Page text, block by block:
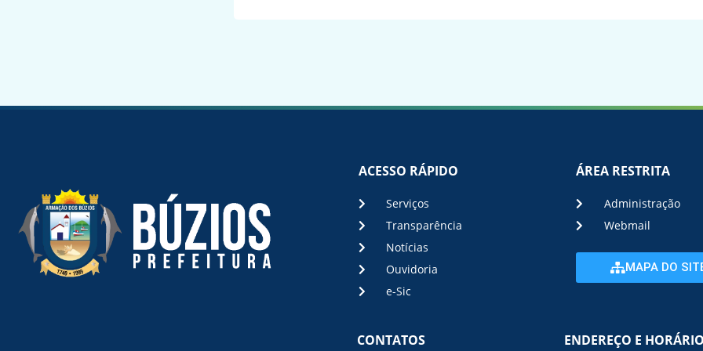
ACESSO RÁPIDO
Serviços
Transparência
Notícias
Ouvidoria
e-Sic
ÁREA RESTRITA
Administração
Webmail
MAPA DO
CONTATOS ENDEREÇO E